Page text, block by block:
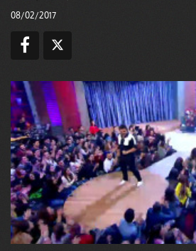
08/02/2017